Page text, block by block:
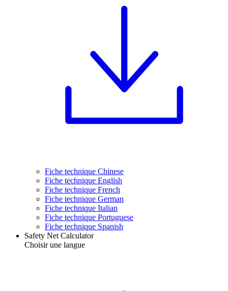
Fiche technique Chinese
Fiche technique English
Fiche technique French
Fiche technique German
Fiche technique Italian
Fiche technique Portuguese
Fiche technique Spanish
Safety Net Calculator
Choisir une langue